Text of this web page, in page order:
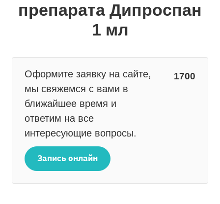
препарата Дипроспан
1 мл
Оформите заявку на сайте,
мы свяжемся с вами в
ближайшее время и
ответим на все
интересующие вопросы.
1700
Запись онлайн